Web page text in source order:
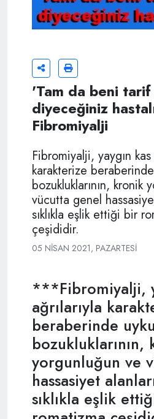
'Tam da beni
diyeceğiniz
Fibromiyalji
Fibromiyalji, yaygın kas
karakterize
bozukluklarının, kronik
vücutta genel
sıklıkla eşlik ettiği bir
çeşididir.
05 NISAN 2021, PAZARTESI
***Fibromiyalji,
ağrılarıyla
beraberinde uyku
bozukluklarının,
yorgunluğun ve
hassasiyet
sıklıkla eşlik